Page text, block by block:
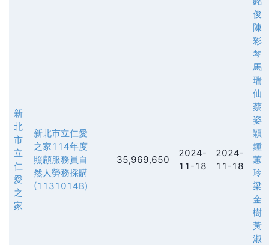
新
北
市
立
仁
愛
之
家
新北市立仁愛
之家114年度
照顧服務員自
然人勞務採購
(1131014B)
35,969,650
2024-
11-18
2024-
11-18
俊
陳
彩
琴
馬
瑞
仙
蔡
姿
穎
鍾
蕙
玲
梁
金
樹
黃
淑